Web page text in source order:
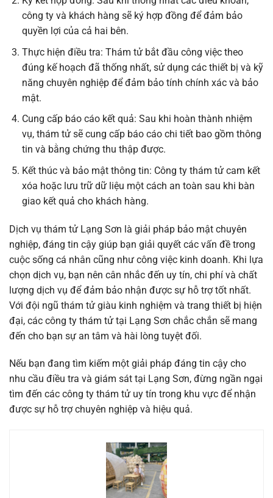
công ty và khách hàng sẽ ký hợp đồng để đảm bảo
quyền lợi của cả hai bên.
Thực hiện điều tra: Thám tử bắt đầu công việc theo
đúng kế hoạch đã thống nhất, sử dụng các thiết bị và kỹ
năng chuyên nghiệp để đảm bảo tính chính xác và bảo
mật.
Cung cấp báo cáo kết quả: Sau khi hoàn thành nhiệm
vụ, thám tử sẽ cung cấp báo cáo chi tiết bao gồm thông
tin và bằng chứng thu thập được.
Kết thúc và bảo mật thông tin: Công ty thám tử cam kết
xóa hoặc lưu trữ dữ liệu một cách an toàn sau khi bàn
giao kết quả cho khách hàng.
Dịch vụ thám tử Lạng Sơn là giải pháp bảo mật chuyên
nghiệp, đáng tin cậy giúp bạn giải quyết các vấn đề trong
cuộc sống cá nhân cũng như công việc kinh doanh. Khi lựa
chọn dịch vụ, bạn nên cân nhắc đến uy tín, chi phí và chất
lượng dịch vụ để đảm bảo nhận được sự hỗ trợ tốt nhất.
Với đội ngũ thám tử giàu kinh nghiệm và trang thiết bị hiện
đại, các công ty thám tử tại Lạng Sơn chắc chắn sẽ mang
đến cho bạn sự an tâm và hài lòng tuyệt đối.
Nếu bạn đang tìm kiếm một giải pháp đáng tin cậy cho
nhu cầu điều tra và giám sát tại Lạng Sơn, đừng ngần ngại
tìm đến các công ty thám tử uy tín trong khu vực để nhận
được sự hỗ trợ chuyên nghiệp và hiệu quả.